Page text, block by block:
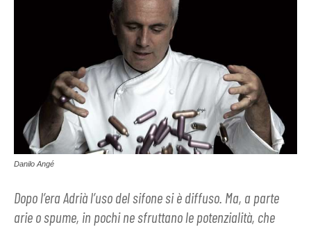
Danilo Angé
Dopo l’era Adrià l’uso del sifone si è diffuso. Ma, a parte
arie o spume, in pochi ne sfruttano le potenzialità, che